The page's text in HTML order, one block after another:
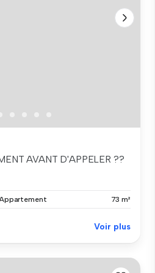
AVANT D'APPELER ??
Appartement 73 m²
Voir plus